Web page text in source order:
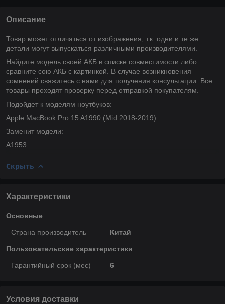
Описание
Товар может отличаться от изображения, т.к. одни и те же
детали могут выпускаться различными производителями.
Найдите модель своей АКБ в списке совместимости либо
сравните сою АКБ с картинкой. В случае возникновения
сомнений свяжитесь с нами для получения консультации. Все
товары проходят проверку перед отправкой покупателям.
Подойдет к моделям ноутбуков:
Apple MacBook Pro 15 A1990 (Mid 2018-2019)
Заменит модели:
A1953
Скрыть
Характеристики
Основные
Страна производитель Китай
Пользовательские характеристики
Гарантийный срок (мес) 6
Условия доставки